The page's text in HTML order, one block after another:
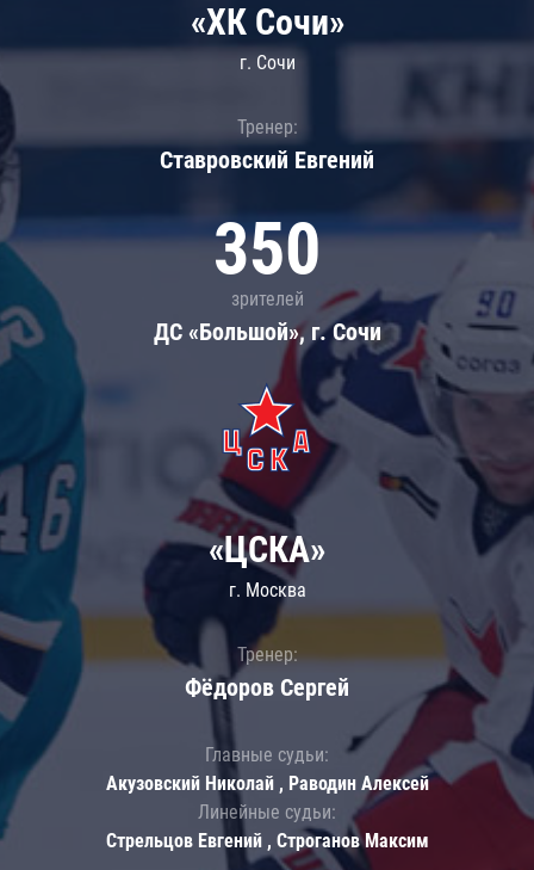
«ХК Сочи»
г. Сочи
Тренер:
Ставровский Евгений
350
зрителей
ДС «Большой», г. Сочи
«ЦСКА»
г. Москва
Тренер:
Фёдоров Сергей
Главные судьи:
Акузовский Николай , Раводин Алексей
Линейные судьи:
Стрельцов Евгений , Строганов Максим